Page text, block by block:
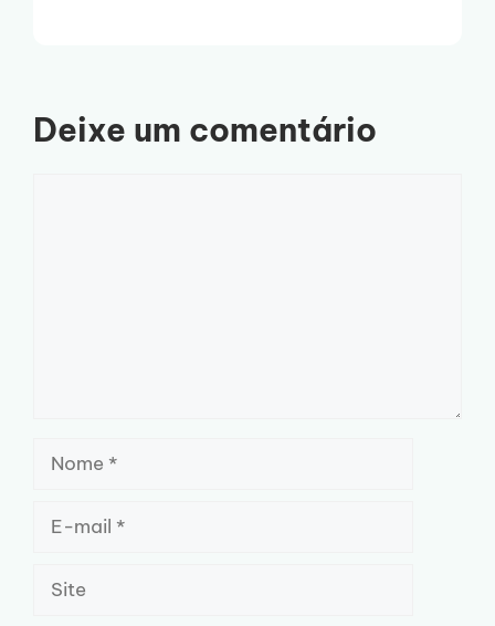
Deixe um comentário
mail
Site